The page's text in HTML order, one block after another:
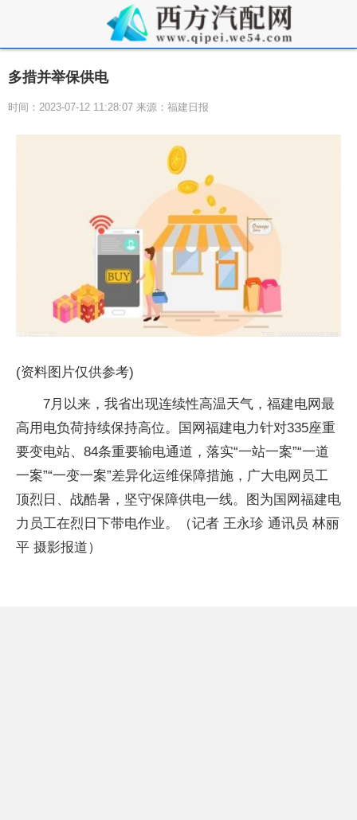
多措并举保供电
时间：2023-07-12 11:28:07 来源：福建日报
(资料图片仅供参考)
7月以来，我省出现连续性高温天气，福建电网最
高用电负荷持续保持高位。国网福建电力针对335座重
要变电站、84条重要输电通道，落实“一站一案”“一道
一案”“一变一案”差异化运维保障措施，广大电网员工
顶烈日、战酷暑，坚守保障供电一线。图为国网福建电
力员工在烈日下带电作业。（记者 王永珍 通讯员 林丽
平 摄影报道）